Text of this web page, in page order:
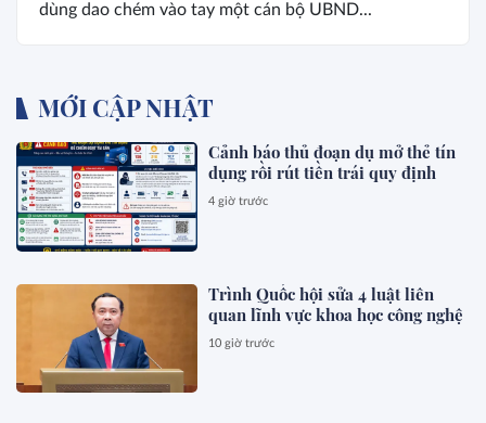
dùng dao chém vào tay một cán bộ UBND...
MỚI CẬP NHẬT
Cảnh báo thủ đoạn dụ mở thẻ tín
dụng rồi rút tiền trái quy định
4 giờ trước
Trình Quốc hội sửa 4 luật liên
quan lĩnh vực khoa học công nghệ
10 giờ trước